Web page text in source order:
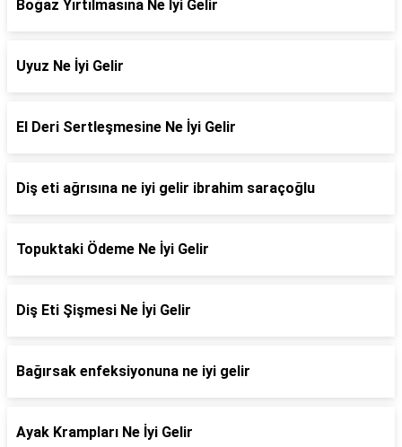
Boğaz Yırtılmasına Ne İyi Gelir
Uyuz Ne İyi Gelir
El Deri Sertleşmesine Ne İyi Gelir
Diş eti ağrısına ne iyi gelir ibrahim saraçoğlu
Topuktaki Ödeme Ne İyi Gelir
Diş Eti Şişmesi Ne İyi Gelir
Bağırsak enfeksiyonuna ne iyi gelir
Ayak Krampları Ne İyi Gelir